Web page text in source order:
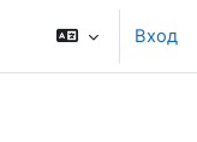
Вход